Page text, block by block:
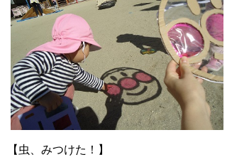
【虫、みつけた！】